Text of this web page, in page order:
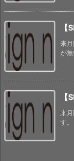
来
が
来
す